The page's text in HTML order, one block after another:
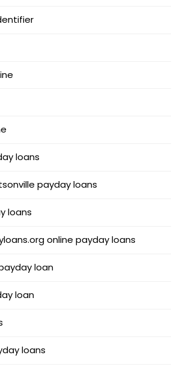
loans
payday loans
loans
online payday loans
loan
loan
loans